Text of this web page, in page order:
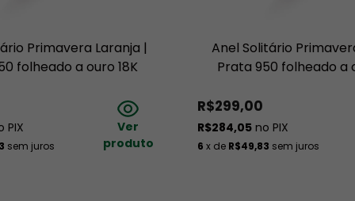
normal e não um defeito. Aqui na Macchi trabalhamos
cuida das suas joias
, pois o suor, cloro, perfumes,
da folheação, alterando a cor da sua peça. Nós
Primavera Laranja |
folheado a ouro 18K
PIX
sem juros
Ver
produto
Anel Solitário
Prata 950 folheado a
R$299,00
R$284,05 no PIX
6 x de R$49,83 sem juros